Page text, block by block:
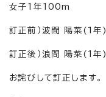
女子1年100m
訂正前）波間 陽菜(1年)
訂正後）浪間 陽菜(1年)
お詫びして訂正します。